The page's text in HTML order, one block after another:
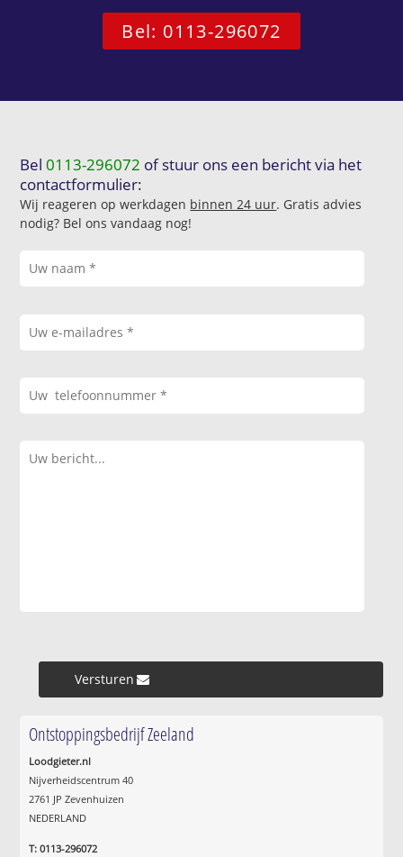
Bel: 0113-296072
Bel0113-296072 of stuur ons een bericht via het
contactformulier:
Wij reageren op werkdagen binnen 24 uur. Gratis advies
nodig? Bel ons vandaag nog!
Versturen »
Ontstoppingsbedrijf Zeeland
Loodgieter.nl
Nijverheidscentrum 40
2761 JP Zevenhuizen
NEDERLAND
T: 0113-296072